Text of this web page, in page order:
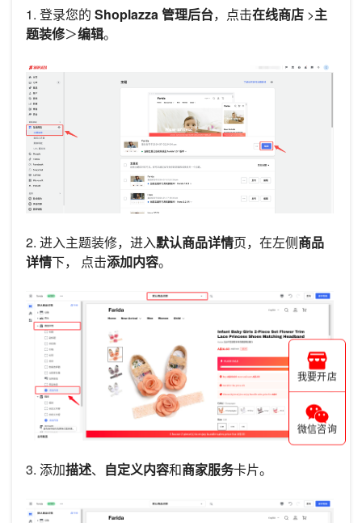
1. 登录您的 Shoplazza 管理后台，点击在线商店 >主
题装修＞编辑。
2. 进入主题装修，进入默认商品详情页，在左侧商品
详情下， 点击添加内容。
3. 添加描述、 自定义内容和商家服务卡片。
我要开店
微信咨询